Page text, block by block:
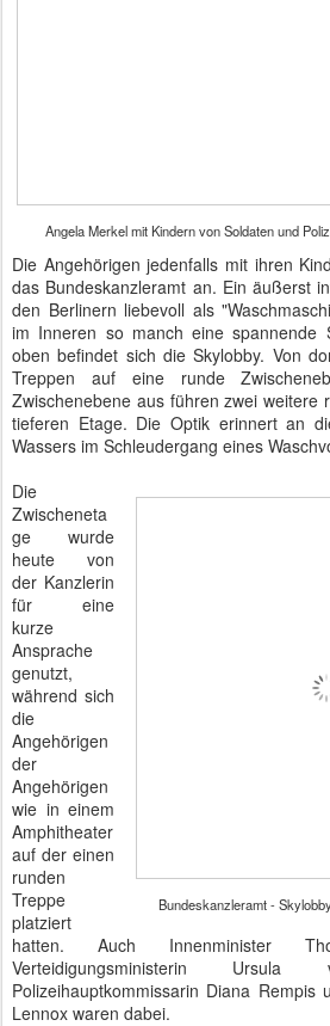
Angela Merkel mit Kindern von Soldaten und
Die Angehörigen jedenfalls mit ihren
das Bundeskanzleramt an. Ein äußerst
den Berlinern liebevoll als
im Inneren so manch eine spannende
oben befindet sich die Skylobby. Von
Treppen auf eine runde
Zwischenebene aus führen zwei weitere
tieferen Etage. Die Optik erinnert an
Wassers im Schleudergang eines
Bundeskanzleramt -
Die
Zwischeneta
ge wurde
heute von
der Kanzlerin
für eine
kurze
Ansprache
genutzt,
während sich
die
Angehörigen
der
Angehörigen
wie in einem
Amphitheater
auf der einen
runden
Treppe
platziert
hatten. Auch Innenminister
Verteidigungsministerin
Polizeihauptkommissarin Diana Rempis
Lennox waren dabei.